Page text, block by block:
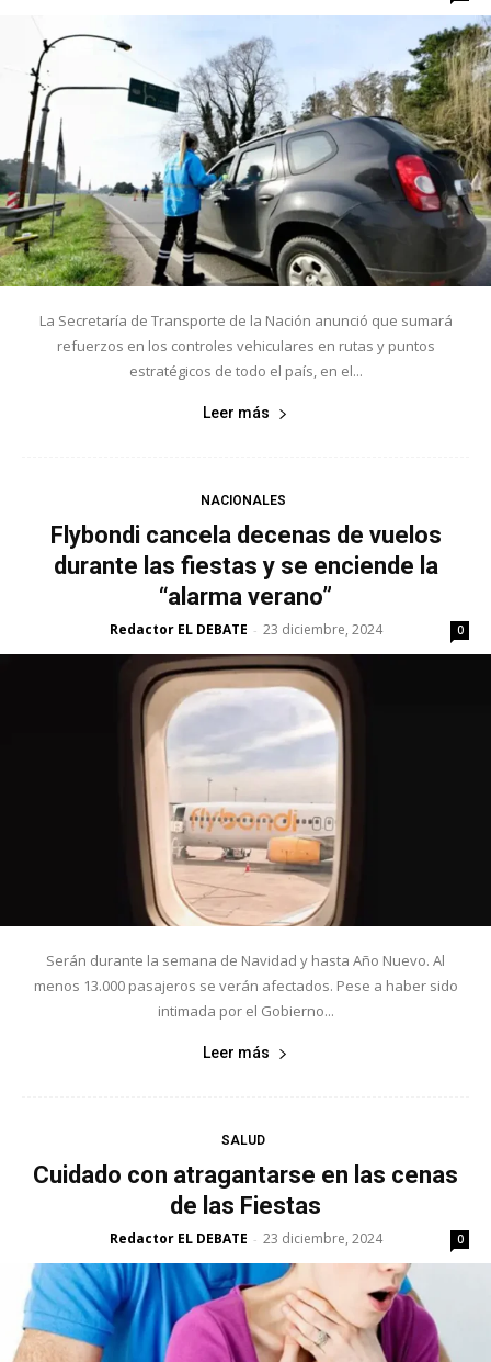
La Secretaría de Transporte de la Nación anunció que sumará
refuerzos en los controles vehiculares en rutas y puntos
estratégicos de todo el país, en el...
Leer más
NACIONALES
Flybondi cancela decenas de vuelos
durante las fiestas y se enciende la
“alarma verano”
Redactor EL DEBATE - 23 diciembre, 2024 0
Serán durante la semana de Navidad y hasta Año Nuevo. Al
menos 13.000 pasajeros se verán afectados. Pese a haber sido
intimada por el Gobierno...
Leer más
SALUD
Cuidado con atragantarse en las cenas
de las Fiestas
Redactor EL DEBATE - 23 diciembre, 2024 0